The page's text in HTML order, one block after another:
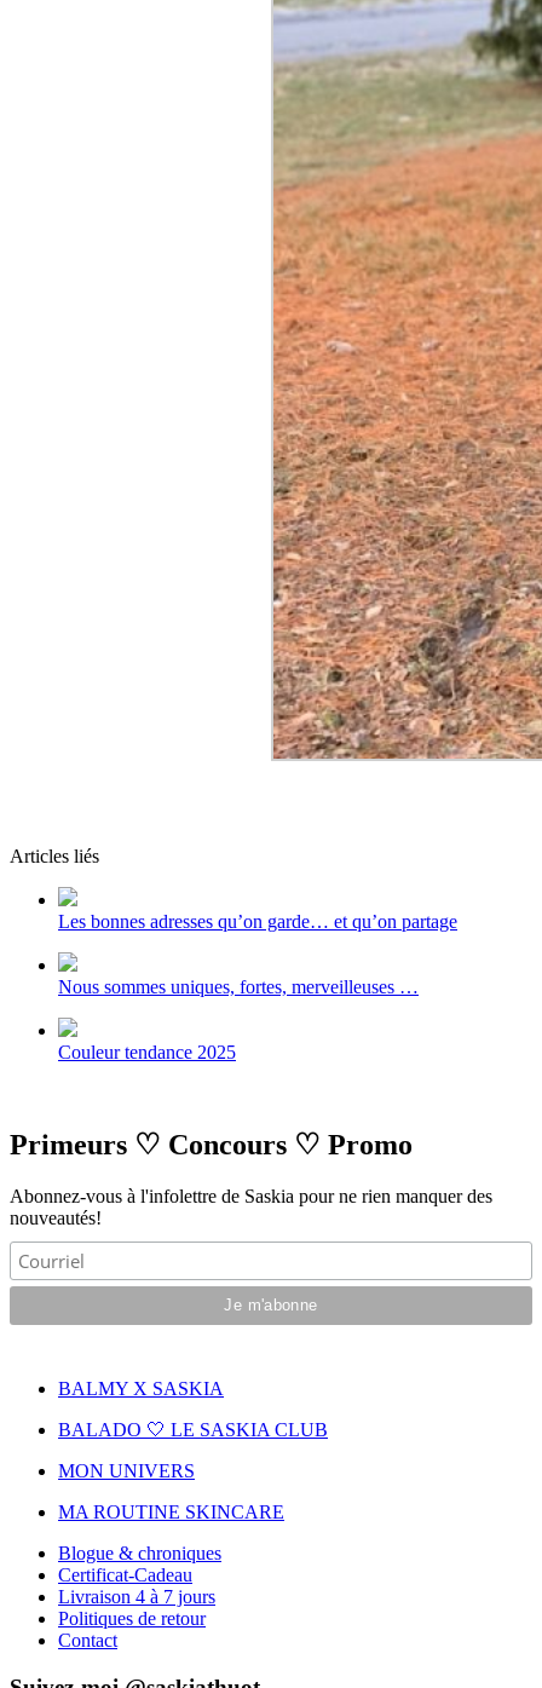
Articles liés
Les bonnes adresses qu’on garde… et qu’on partage
Nous sommes uniques, fortes, merveilleuses …
Couleur tendance 2025
Primeurs ♡ Concours ♡ Promo
Abonnez-vous à l'infolettre de Saskia pour ne rien manquer des
nouveautés!
BALMY X SASKIA
BALADO 🤍 LE SASKIA CLUB
MON UNIVERS
MA ROUTINE SKINCARE
Blogue & chroniques
Certificat-Cadeau
Livraison 4 à 7 jours
Politiques de retour
Contact